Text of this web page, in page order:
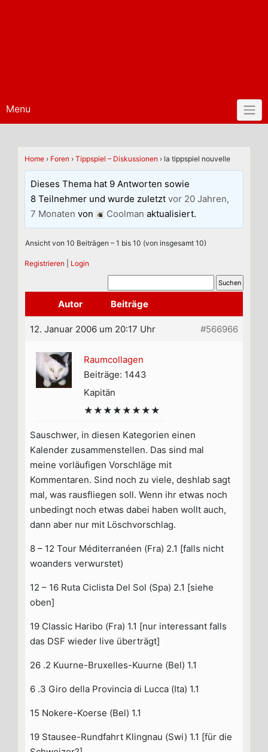
Menu
Home › Foren › Tippspiel – Diskussionen › la tippspiel nouvelle
Dieses Thema hat 9 Antworten sowie
8 Teilnehmer und wurde zuletztvor 20 Jahren,
7 Monaten von Coolman aktualisiert.
Ansicht von 10 Beiträgen – 1 bis 10 (von insgesamt 10)
Registrieren Login
Autor Beiträge
12. Januar 2006 um 20:17 Uhr #566966
Raumcollagen
Beiträge: 1443
Kapitän
★★★★★★★★
Sauschwer, in diesen Kategorien einen
Kalender zusammenstellen. Das sind mal
meine vorläufigen Vorschläge mit
Kommentaren. Sind noch zu viele, deshlab sagt
mal, was rausfliegen soll. Wenn ihr etwas noch
unbedingt noch etwas dabei haben wollt auch,
dann aber nur mit Löschvorschlag.
8 – 12 Tour Méditerranéen (Fra) 2.1 [falls nicht
woanders verwurstet)
12 – 16 Ruta Ciclista Del Sol (Spa) 2.1 [siehe
oben]
19 Classic Haribo (Fra) 1.1 [nur interessant falls
das DSF wieder live überträgt]
26 .2 Kuurne-Bruxelles-Kuurne (Bel) 1.1
6 .3 Giro della Provincia di Lucca (Ita) 1.1
15 Nokere-Koerse (Bel) 1.1
19 Stausee-Rundfahrt Klingnau (Swi) 1.1 [für die